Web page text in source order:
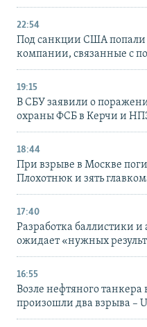
22:54
Под санкции США попали
компании, связанные с
19:15
В СБУ заявили о
охраны ФСБ в Керчи и
18:44
При взрыве в Москве
Плохотнюк и зять
17:40
Разработка баллистики
ожидает «нужных
16:55
Возле нефтяного
произошли два взрыва –